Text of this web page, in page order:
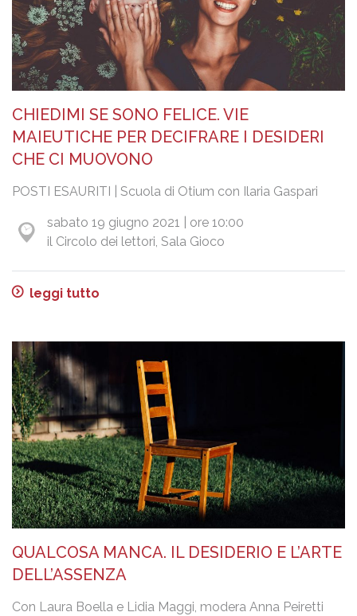
CHIEDIMI SE SONO FELICE. VIE
MAIEUTICHE PER DECIFRARE I DESIDERI
CHE CI MUOVONO
POSTI ESAURITI | Scuola di Otium con Ilaria Gaspari
sabato 19 giugno 2021 | ore 10:00
il Circolo dei lettori, Sala Gioco
leggi tutto
QUALCOSA MANCA. IL DESIDERIO E L’ARTE
DELL’ASSENZA
Con Laura Boella e Lidia Maggi, modera Anna Peiretti